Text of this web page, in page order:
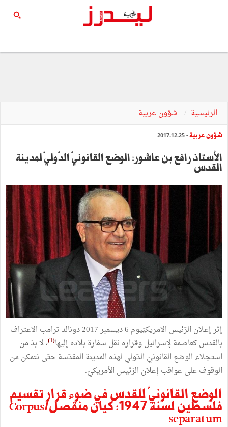
الرئيسية شؤون عربية
شؤون عربية- 2017.12.25
الأستاذ رافع بن عاشور: الوضع القانونيّ الدّوليّ لمدينة
القدس
إثر إعلان الرّئيس الامريكيّيوم 6 ديسمبر 2017 دونالد ترامب الاعتراف
بالقدس كعاصمة لإسرائيل وقراره نقل سفارة بلاده إليها(1) ، لا بدّ من
استجلاء الوضع القانونيّ الدّولي لهذه المدينة المقدّسة حتّى نتمكن من
الوقوف على عواقب إعلان الرّئيس الأمريكيّ.
الوضع القانونيّ للقدس في ضوء قرار تقسيم
فلسطين لسنة 1947: كيان منقصل/Corpus
separatum